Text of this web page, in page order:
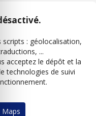
scripts : géolocalisation,
...
acceptez le dépôt et la
technologies de suivi